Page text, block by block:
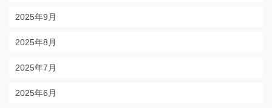
2025年9月
2025年8月
2025年7月
2025年6月